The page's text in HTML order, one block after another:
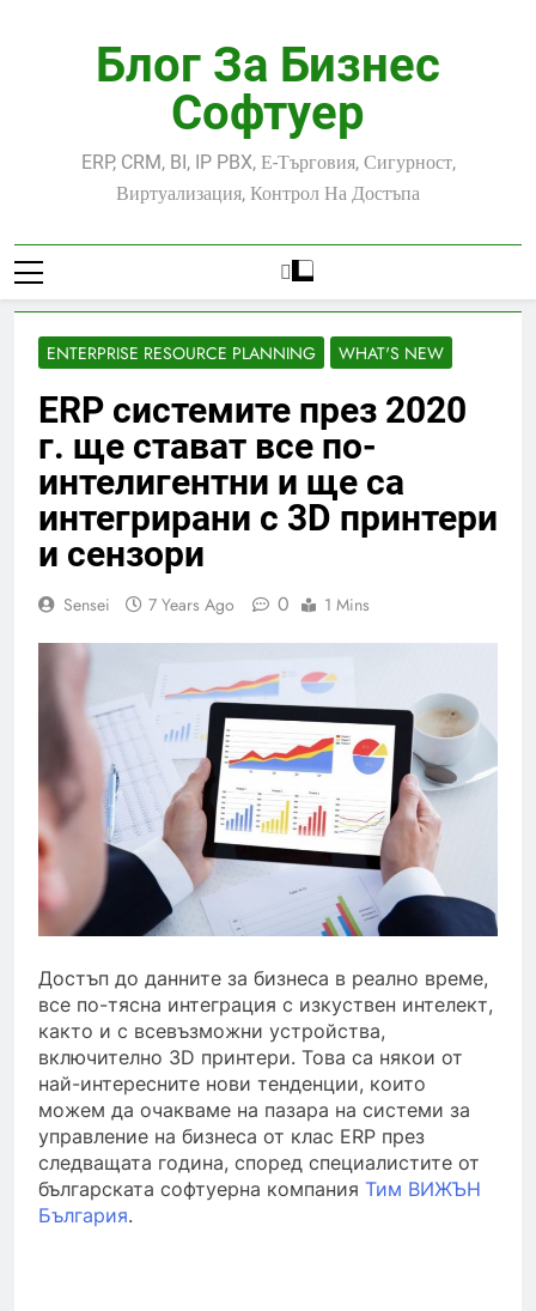
Блог За Бизнес
Софтуер
ERP, CRM, BI, IP PBX, Е-Търговия, Сигурност,
Виртуализация, Контрол На Достъпа
ENTERPRISE RESOURCE PLANNING WHAT'S NEW
ERP системите през 2020
г. ще стават все по-
интелигентни и ще са
интегрирани с 3D принтери
и сензори
Sensei 7 Years Ago 0 1 Mins
Достъп до данните за бизнеса в реално време,
все по-тясна интеграция с изкуствен интелект,
както и с всевъзможни устройства,
включително 3D принтери. Това са някои от
най-интересните нови тенденции, които
можем да очакваме на пазара на системи за
управление на бизнеса от клас ERP през
следващата година, според специалистите от
българската софтуерна компания Тим ВИЖЪН
България.